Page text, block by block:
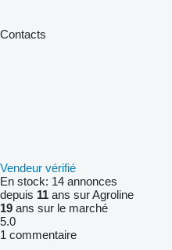
Contacts
Vendeur vérifié
En stock: 14 annonces
depuis 11 ans sur Agroline
19 ans sur le marché
5.0
1 commentaire